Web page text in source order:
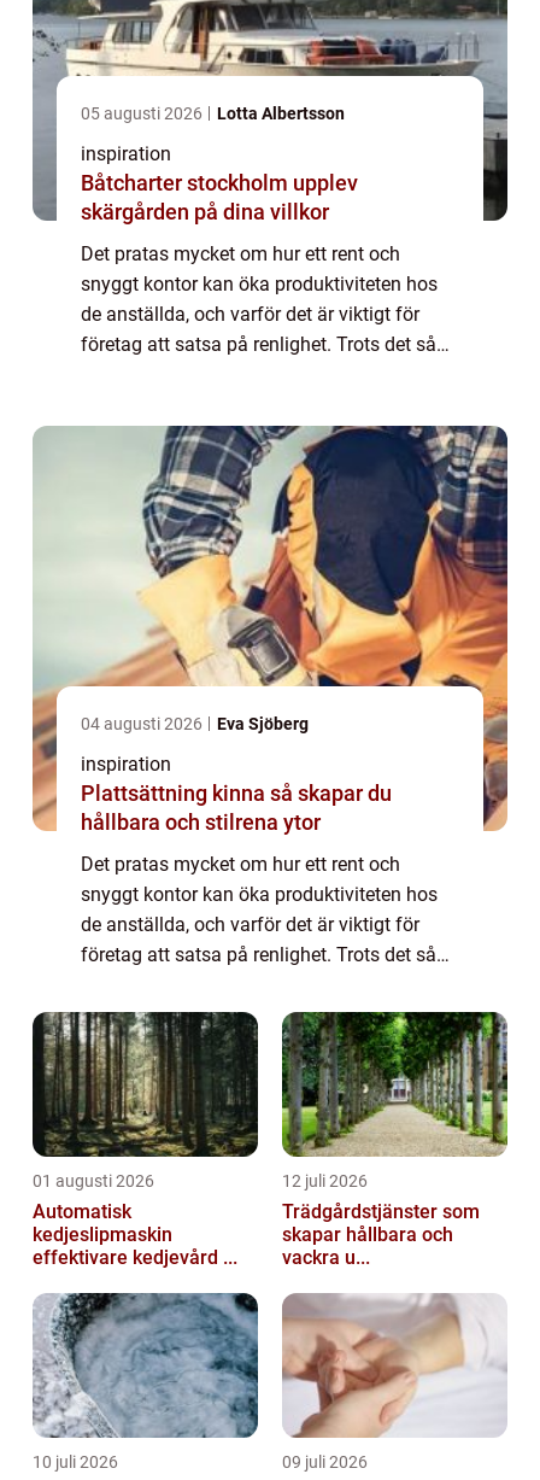
05 augusti 2026 Lotta Albertsson
inspiration
Båtcharter stockholm upplev
skärgården på dina villkor
Det pratas mycket om hur ett rent och
snyggt kontor kan öka produktiviteten hos
de anställda, och varför det är viktigt för
företag att satsa på renlighet. Trots det så
04 augusti 2026 Eva Sjöberg
inspiration
Plattsättning kinna så skapar du
hållbara och stilrena ytor
Det pratas mycket om hur ett rent och
snyggt kontor kan öka produktiviteten hos
de anställda, och varför det är viktigt för
företag att satsa på renlighet. Trots det så
01 augusti 2026
Automatisk
kedjeslipmaskin
effektivare kedjevård ...
12 juli 2026
Trädgårdstjänster som
skapar hållbara och
vackra u...
10 juli 2026 09 juli 2026